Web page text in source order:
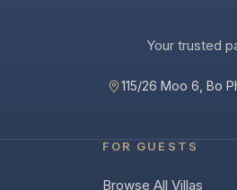
Your trusted
115/26 Moo 6, Bo
FOR GUESTS
Browse All Villas